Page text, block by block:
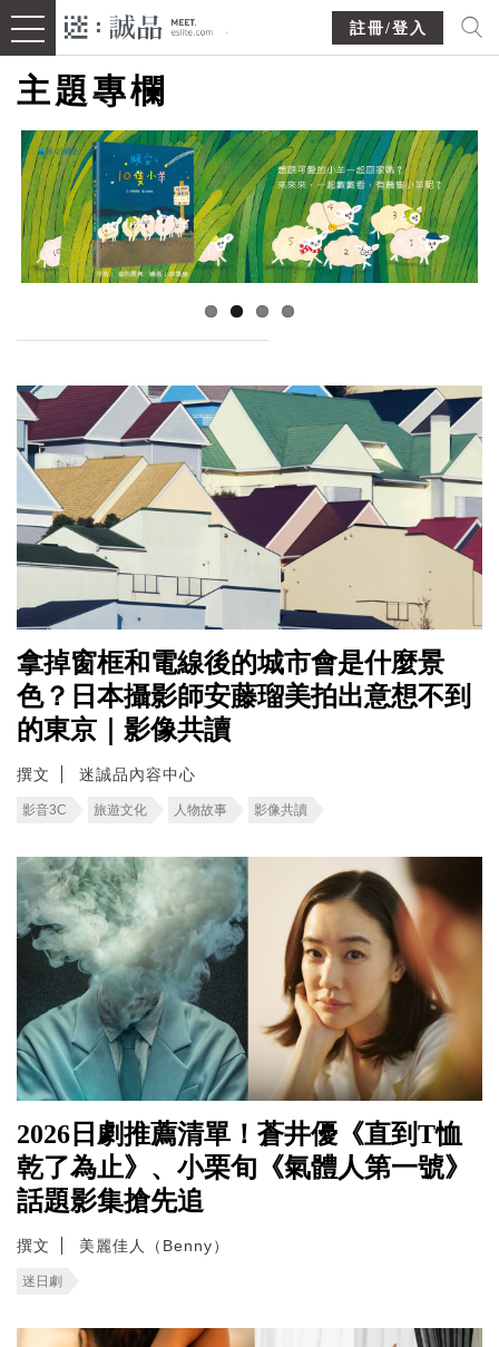
註冊/登入
主題專欄
拿掉窗框和電線後的城市會是什麼景
色？日本攝影師安藤瑠美拍出意想不到
的東京｜影像共讀
撰文 迷誠品內容中心
影音3C 旅遊文化 人物故事 影像共讀
2026日劇推薦清單！蒼井優《直到T恤
乾了為止》、小栗旬《氣體人第一號》
話題影集搶先追
撰文 美麗佳人（Benny）
迷日劇